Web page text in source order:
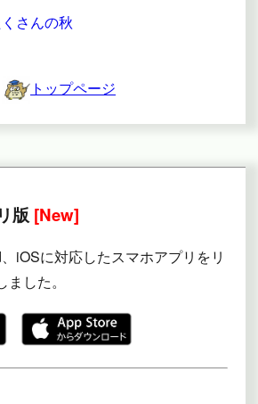
さんの秋
トップページ
版 [New]
iOSに対応したスマホアプリをリ
ました。